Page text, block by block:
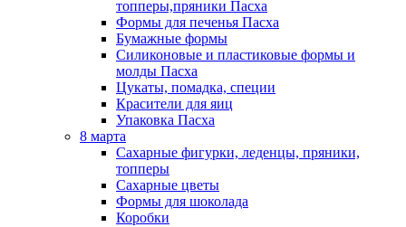
топперы,пряники Пасха
Формы для печенья Пасха
Бумажные формы
Силиконовые и пластиковые формы и
молды Пасха
Цукаты, помадка, специи
Красители для яиц
Упаковка Пасха
8 марта
Сахарные фигурки, леденцы, пряники,
топперы
Сахарные цветы
Формы для шоколада
Коробки